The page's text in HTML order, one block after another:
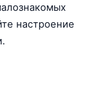
настроение